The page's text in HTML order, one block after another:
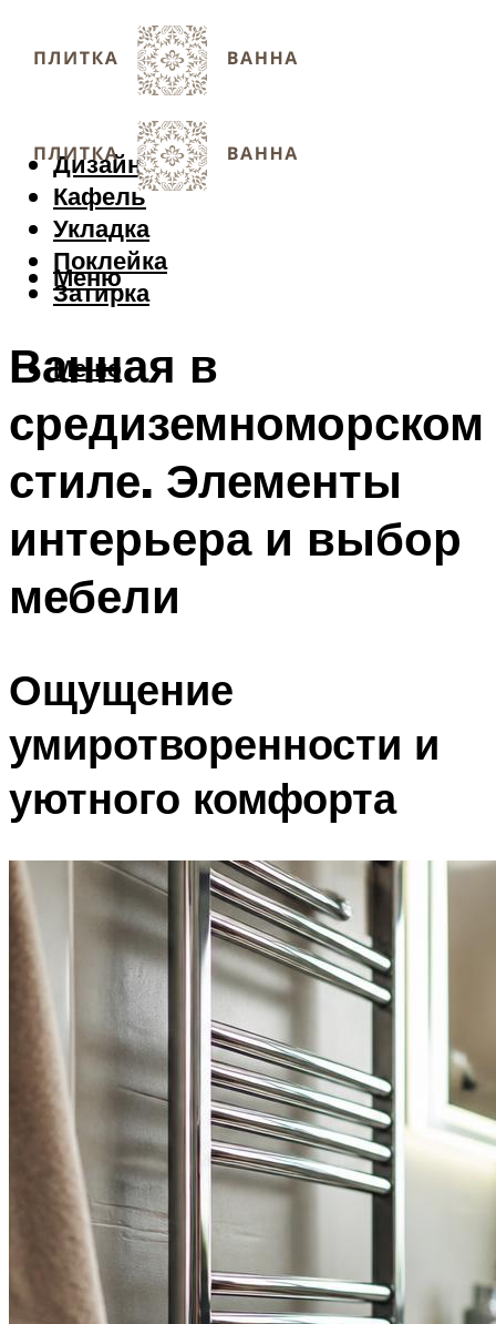
Дизайн
Кафель
Укладка
Поклейка
Затирка
Меню
Меню
Ванная в
средиземноморском
стиле. Элементы
интерьера и выбор
мебели
Ощущение
умиротворенности и
уютного комфорта